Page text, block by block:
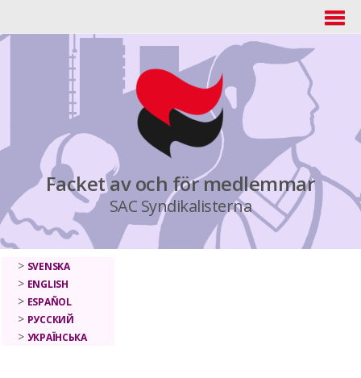
Facket av och för medlemmar
SAC Syndikalisterna
SVENSKA
ENGLISH
ESPAÑOL
РУССКИЙ
УКРАЇНСЬКА